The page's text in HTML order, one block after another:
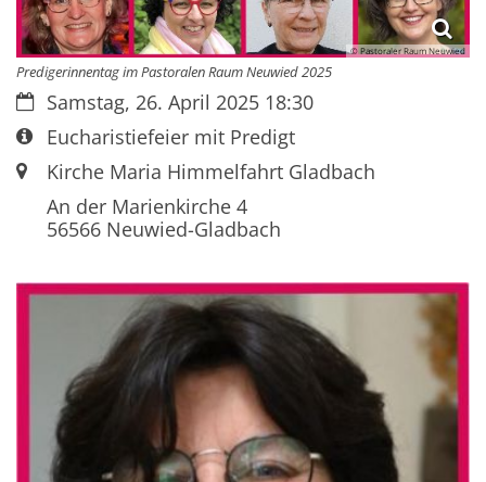
© Pastoraler Raum Neuwied
Predigerinnentag im Pastoralen Raum Neuwied 2025
Datum:Samstag, 26. April 2025 18:30
Art bzw. Nummer:
Eucharistiefeier mit Predigt
Ort:Kirche Maria Himmelfahrt Gladbach
An der Marienkirche 4
56566Neuwied-Gladbach